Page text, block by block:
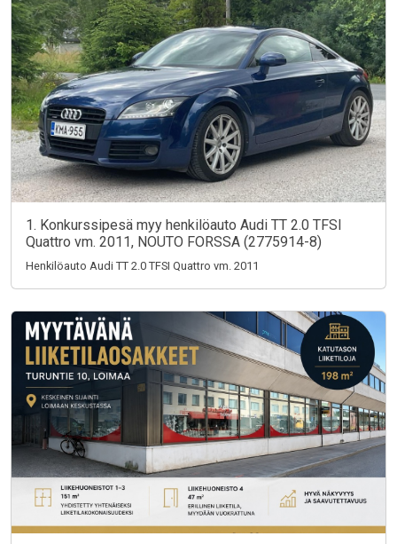
1. Konkurssipesä myy henkilöauto Audi TT 2.0 TFSI
Quattro vm. 2011, NOUTO FORSSA (2775914-8)
Henkilöauto Audi TT 2.0 TFSI Quattro vm. 2011